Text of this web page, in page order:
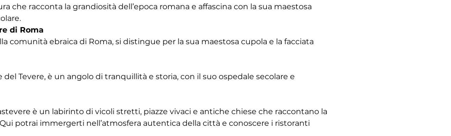
che racconta la grandiosità dell’epoca romana e affascina con la sua maestosa
di Roma
comunità ebraica di Roma, si distingue per la sua maestosa cupola e la facciata
del Tevere, è un angolo di tranquillità e storia, con il suo ospedale secolare e
è un labirinto di vicoli stretti, piazze vivaci e antiche chiese che raccontano la
potrai immergerti nell’atmosfera autentica della città e conoscere i ristoranti